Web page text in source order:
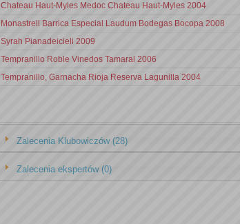
Chateau Haut-Myles Medoc Chateau Haut-Myles 2004
Monastrell Barrica Especial Laudum Bodegas Bocopa 2008
Syrah Pianadeicieli 2009
Tempranillo Roble Vinedos Tamaral 2006
Tempranillo, Garnacha Rioja Reserva Lagunilla 2004
Zalecenia Klubowiczów (28)
Zalecenia ekspertów (0)